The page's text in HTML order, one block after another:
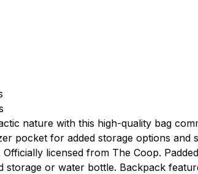
nature with this high-quality bag
pocket for added storage options
licensed from The Coop.
storage or water bottle. Backpack